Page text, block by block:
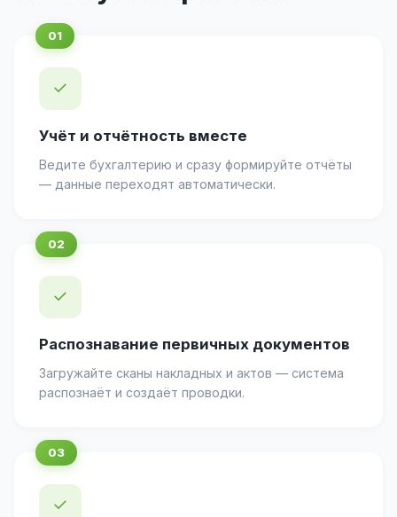
✓
Учёт и отчётность вместе
Ведите бухгалтерию и сразу формируйте отчёты
— данные переходят автоматически.
✓
Распознавание первичных документов
Загружайте сканы накладных и актов — система
распознаёт и создаёт проводки.
✓